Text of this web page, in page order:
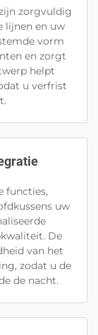
zorgvuldig
lijnen en uw
vorm
en zorgt
helpt
u verfrist
functies,
uw
De
van het
zodat u de
de nacht.